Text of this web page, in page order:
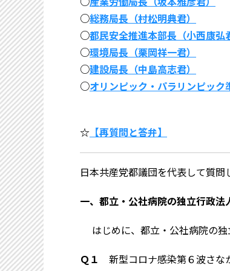
○総務局長（村松明典君）
○都民安全推進本部長（小西康弘
○環境局長（栗岡祥一君）
○建設局長（中島高志君）
○オリンピック・パラリンピック
☆ 【再質問と答弁】
日本共産党都議団を代表して質問
一、都立・公社病院の独立行政法
はじめに、都立・公社病院の独
Ｑ１
新型コロナ感染第６波さな